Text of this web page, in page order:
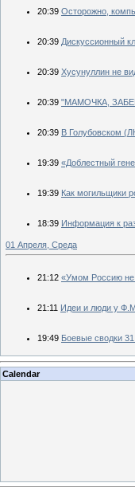
20:39 Осторожно,
20:39 Дискуссионный
20:39 Хусунуллин не
20:39 "МАМОЧКА,
20:39 В Голубовском
19:39 «Доблестный
19:39 Как могильщики
18:39 Информация к
01 Апреля, Среда
21:12 «Умом Россию
21:11 Идеи и люди у
19:49 Боевые сводки
Calendar